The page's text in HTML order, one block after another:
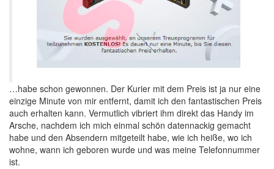
…habe schon gewonnen. Der Kurier mit dem Preis ist ja nur eine
einzige Minute von mir entfernt, damit ich den fantastischen Preis
auch erhalten kann. Vermutlich vibriert ihm direkt das Handy im
Arsche, nachdem ich mich einmal schön datennackig gemacht
habe und den Absendern mitgeteilt habe, wie ich heiße, wo ich
wohne, wann ich geboren wurde und was meine Telefonnummer
ist.